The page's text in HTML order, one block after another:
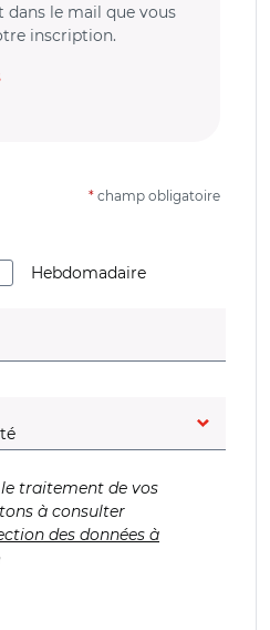
le mail que vous
inscription.
* champ obligatoire
Hebdomadaire
obligatoire)
traitement de vos
à consulter
des données à